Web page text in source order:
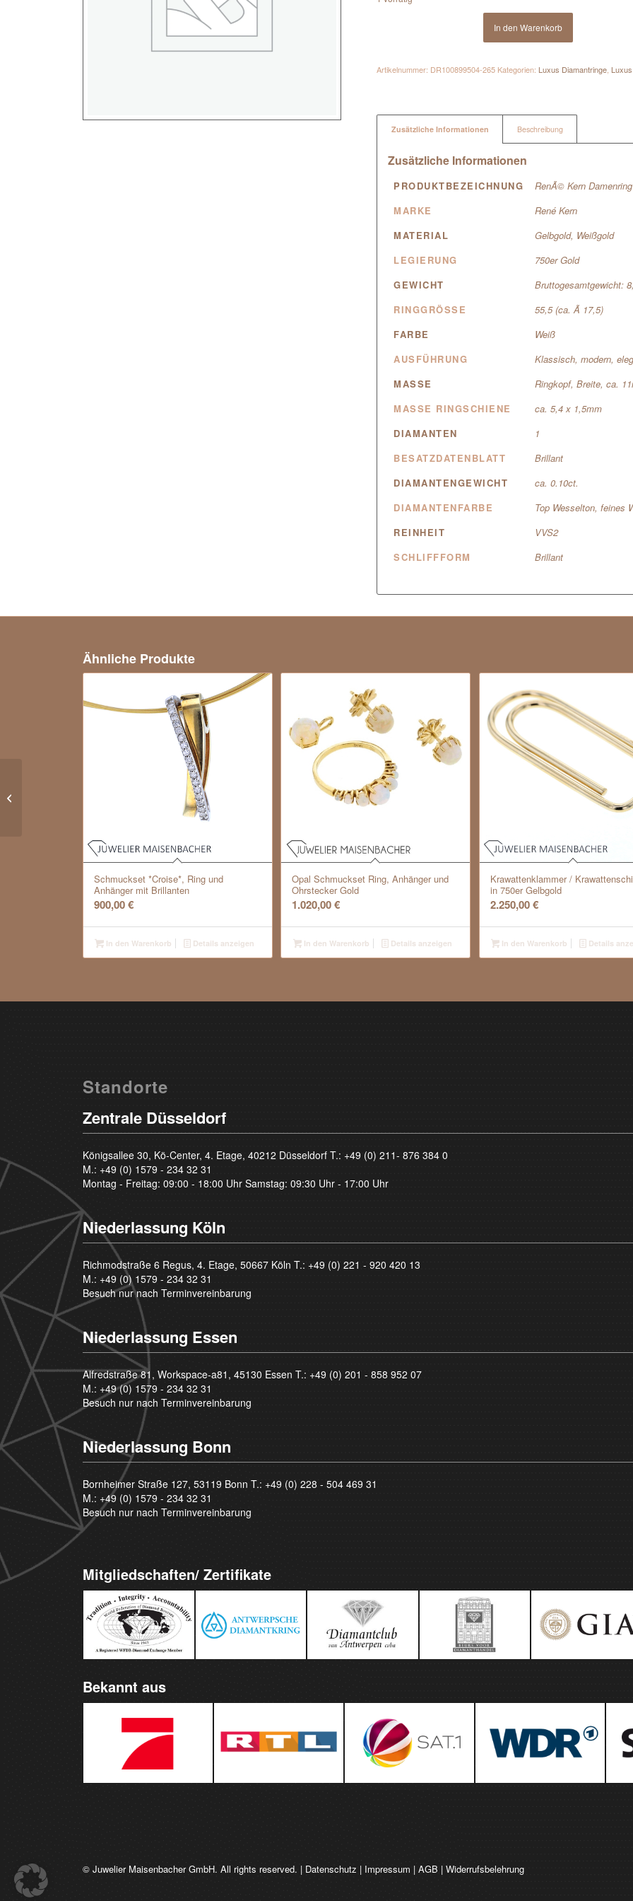
In den Warenkorb
Artikelnummer: DR100899504-265 Kategorien: Luxus Diamantringe,
Zusätzliche Informationen Beschreibung
Zusätzliche Informationen
PRODUKTBEZEICHNUNG
RenÃ© Kern
MARKE
René Kern
MATERIAL
Gelbgold, Weißgold
LEGIERUNG
750er Gold
GEWICHT
Bruttogesamtgewicht:
RINGGRÖSSE
55,5 (ca. Ã 17,5)
FARBE
Weiß
AUSFÜHRUNG
Klassisch, modern,
MASSE
Ringkopf, Breite, ca.
MASSE RINGSCHIENE
ca. 5,4 x 1,5mm
DIAMANTEN
1
BESATZDATENBLATT
Brillant
DIAMANTENGEWICHT
ca. 0.10ct.
DIAMANTENFARBE
Top Wesselton, feines
REINHEIT
VVS2
SCHLIFFFORM
Brillant
Ähnliche Produkte
Schmuckset *Croise*, Ring und
Anhänger mit Brillanten
900,00€
In den Warenkorb Details anzeigen
Opal Schmuckset Ring, Anhänger und
Ohrstecker Gold
1.020,00€
In den Warenkorb Details anzeigen
Krawattenklammer /
in 750er Gelbgold
2.250,00€
In den Warenkorb Details
Standorte
Zentrale Düsseldorf
Königsallee 30, Kö-Center, 4. Etage, 40212 Düsseldorf T.: +49 (0) 211- 876 384 0
M.: +49 (0) 1579 - 234 32 31
Montag - Freitag: 09:00 - 18:00 Uhr Samstag: 09:30 Uhr - 17:00 Uhr
Niederlassung Köln
Richmodstraße 6 Regus, 4. Etage, 50667 Köln T.: +49 (0) 221 - 920 420 13
M.: +49 (0) 1579 - 234 32 31
Besuch nur nach Terminvereinbarung
Niederlassung Essen
Alfredstraße 81, Workspace-a81, 45130 Essen T.: +49 (0) 201 - 858 952 07
M.: +49 (0) 1579 - 234 32 31
Besuch nur nach Terminvereinbarung
Niederlassung Bonn
Bornheimer Straße 127, 53119 Bonn T.: +49 (0) 228 - 504 469 31
M.: +49 (0) 1579 - 234 32 31
Besuch nur nach Terminvereinbarung
Mitgliedschaften/ Zertifikate
Bekannt aus
© Juwelier Maisenbacher GmbH. All rights reserved. | Datenschutz | Impressum |AGB |Widerrufsbelehrung